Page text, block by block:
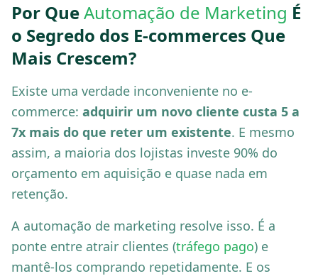
Por QueAutomação de Marketing É
o Segredo dos E-commerces Que
Mais Crescem?
Existe uma verdade inconveniente no e-
commerce: adquirir um novo cliente custa 5 a
7x mais do que reter um existente. E mesmo
assim, a maioria dos lojistas investe 90% do
orçamento em aquisição e quase nada em
retenção.
A automação de marketing resolve isso. É a
ponte entre atrair clientes (tráfego pago) e
mantê-los comprando repetidamente. E os